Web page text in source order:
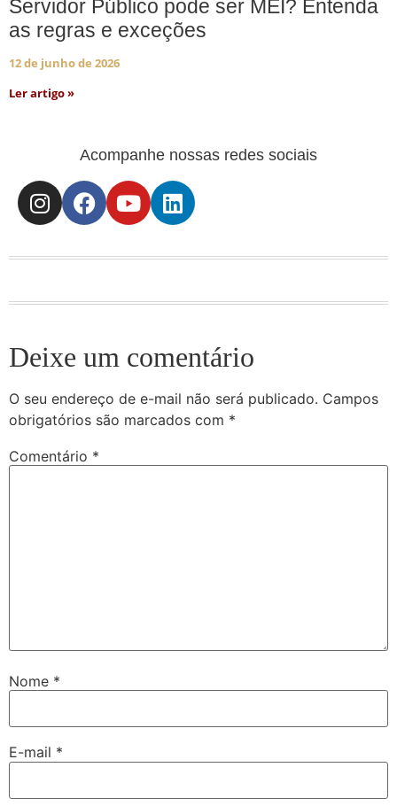
Servidor Público pode ser MEI? Entenda
as regras e exceções
12 de junho de 2026
Ler artigo »
Acompanhe nossas redes sociais
Deixe um comentário
O seu endereço de e-mail não será publicado. Campos
obrigatórios são marcados com *
Comentário *
Nome *
E-mail *